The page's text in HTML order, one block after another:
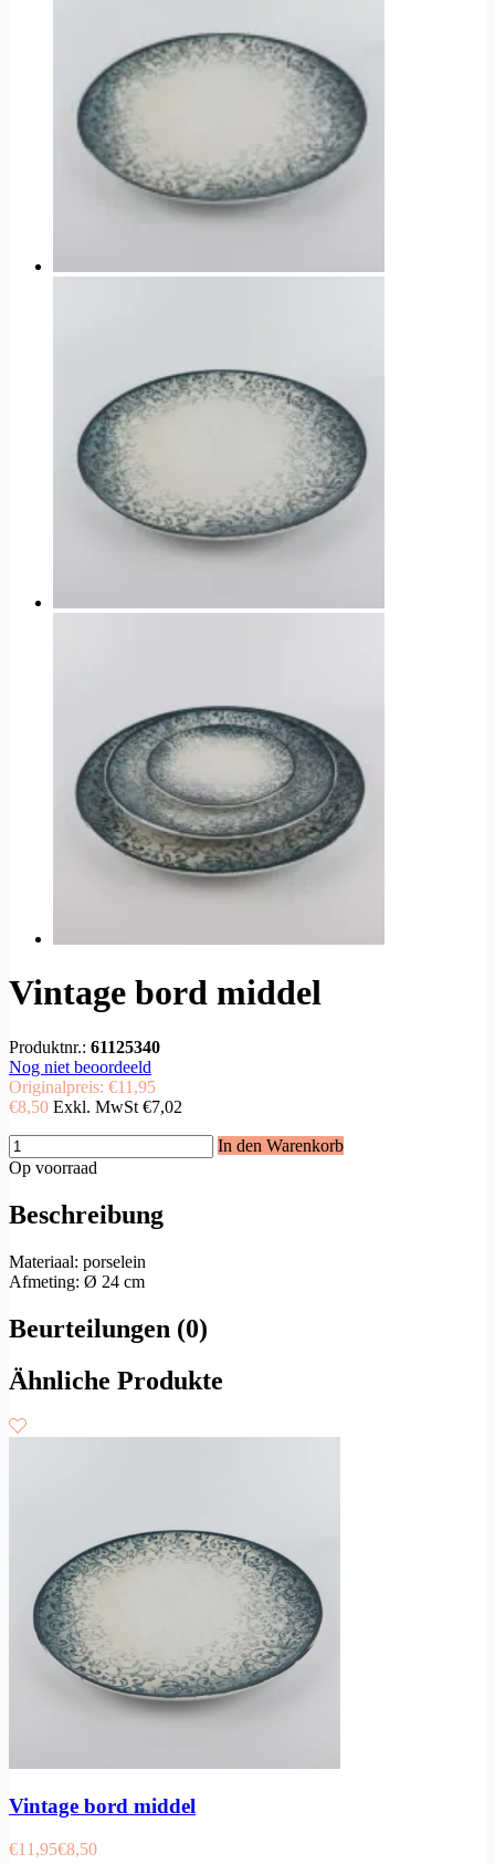
Vintage bord middel
Produktnr.: 61125340
Nog niet beoordeeld
Originalpreis: €11,95
€8,50 Exkl. MwSt €7,02
In den Warenkorb
Op voorraad
Beschreibung
Materiaal: porselein
Afmeting: Ø 24 cm
Beurteilungen (0)
Ähnliche Produkte
Vintage bord middel
€11,95€8,50